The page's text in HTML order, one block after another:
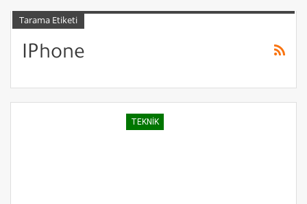
Tarama Etiketi
IPhone
TEKNIK